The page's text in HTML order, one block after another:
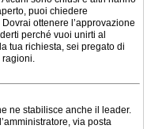
puoi chiedere
ottenere l’approvazione
perché vuoi unirti al
tua richiesta, sei pregato di
ragioni.
ne stabilisce anche il leader.
via posta